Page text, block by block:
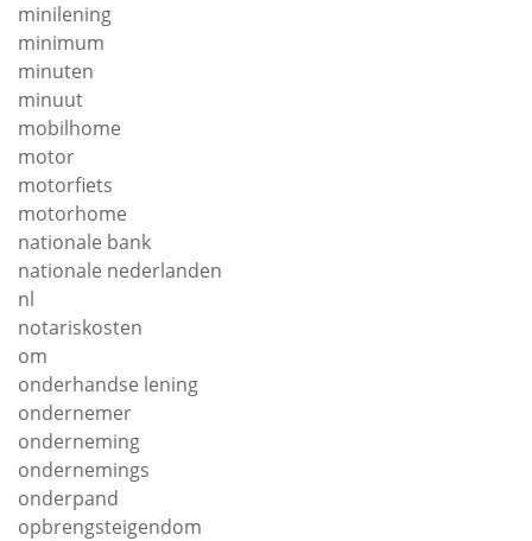
minilening
minimum
minuten
minuut
mobilhome
motor
motorfiets
motorhome
nationale bank
nationale nederlanden
nl
notariskosten
om
onderhandse lening
ondernemer
onderneming
ondernemings
onderpand
opbrengsteigendom